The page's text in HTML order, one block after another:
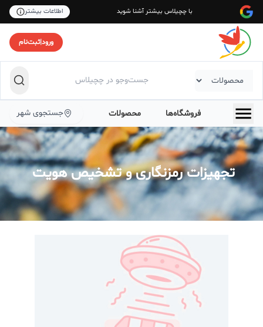
با چچیلاس بیشتر آشنا شوید اطلاعات بیشتر
ورود|ثبت‌نام
فروشگاه‌ها محصولات جستجوی شهر
تجهیزات رمزنگاری و تشخیص هویت